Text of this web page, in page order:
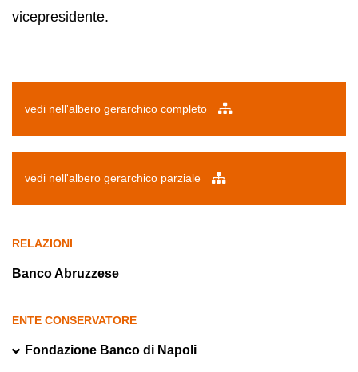
vicepresidente.
vedi nell'albero gerarchico completo
vedi nell'albero gerarchico parziale
RELAZIONI
Banco Abruzzese
ENTE CONSERVATORE
Fondazione Banco di Napoli